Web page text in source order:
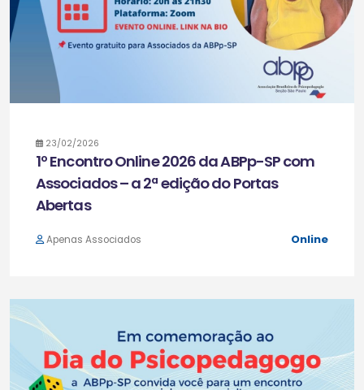
23/02/2026
1º Encontro Online 2026 da ABPp-SP com
Associados – a 2ª edição do Portas
Abertas
Online
Apenas Associados